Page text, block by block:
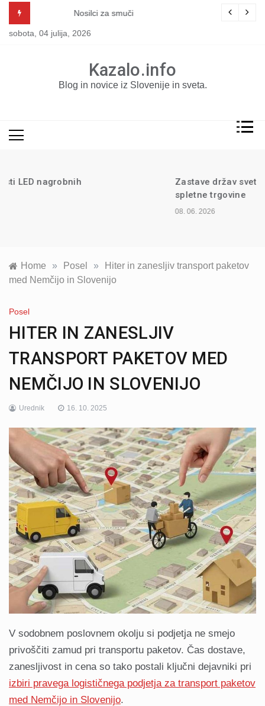
content
Nosilci za smuči
sobota, 04 julija, 2026
Kazalo.info
Blog in novice iz Slovenije in sveta.
Zastave držav sveta v ponudbi
Home » Posel »
Hiter in zanesljiv transport paketov
med Nemčijo in Slovenijo
Posel
HITER IN ZANESLJIV
TRANSPORT PAKETOV MED
NEMČIJO IN SLOVENIJO
Urednik 16. 10. 2025
V sodobnem poslovnem okolju si podjetja ne smejo
privoščiti zamud pri transportu paketov. Čas dostave,
zanesljivost in cena so tako postali ključni dejavniki pri
izbiri pravega logističnega podjetja za transport paketov
med Nemčijo in Slovenijo.